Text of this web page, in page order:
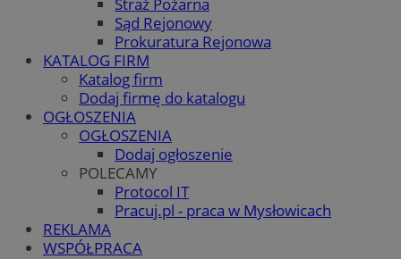
Sąd Rejonowy
Prokuratura Rejonowa
KATALOG FIRM
Katalog firm
Dodaj firmę do katalogu
OGŁOSZENIA
OGŁOSZENIA
Dodaj ogłoszenie
POLECAMY
Protocol IT
Pracuj.pl - praca w Mysłowicach
REKLAMA
WSPÓŁPRACA